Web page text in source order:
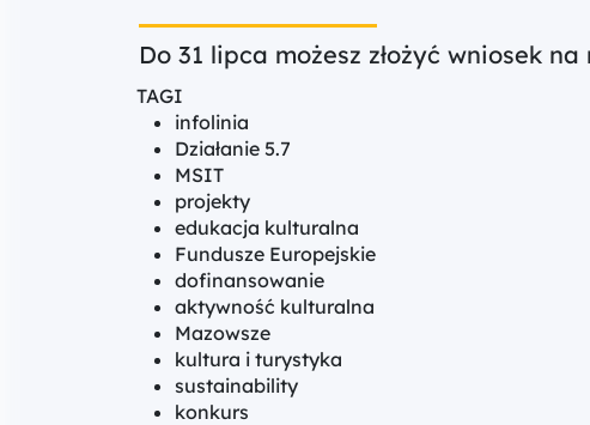
Do 31 lipca możesz złożyć wniosek
TAGI
infolinia
Działanie 5.7
MSIT
projekty
edukacja kulturalna
Fundusze Europejskie
dofinansowanie
aktywność kulturalna
Mazowsze
kultura i turystyka
sustainability
konkurs